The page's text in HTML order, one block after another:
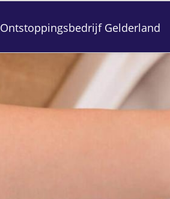
Ontstoppingsbedrijf Gelderland